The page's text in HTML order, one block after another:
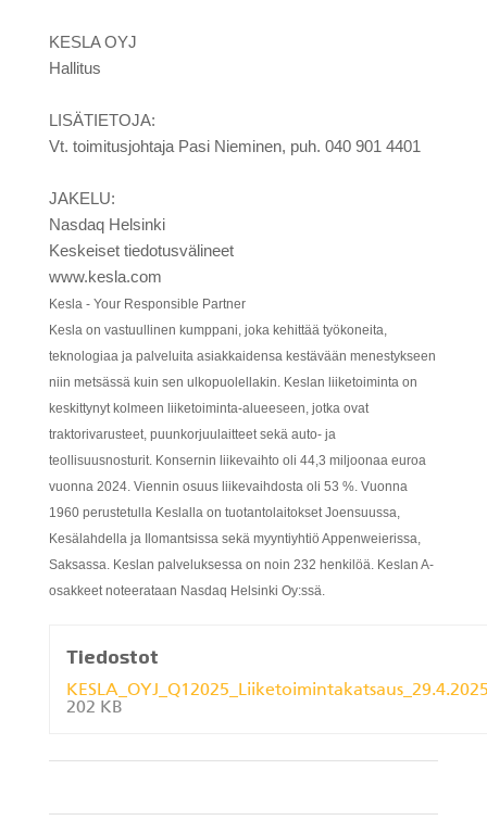
KESLA OYJ
Hallitus
LISÄTIETOJA:
Vt. toimitusjohtaja Pasi Nieminen, puh. 040 901 4401
JAKELU:
Nasdaq Helsinki
Keskeiset tiedotusvälineet
www.kesla.com
Kesla - Your Responsible Partner
Kesla on vastuullinen kumppani, joka kehittää työkoneita,
teknologiaa ja palveluita asiakkaidensa kestävään menestykseen
niin metsässä kuin sen ulkopuolellakin. Keslan liiketoiminta on
keskittynyt kolmeen liiketoiminta-alueeseen, jotka ovat
traktorivarusteet, puunkorjuulaitteet sekä auto- ja
teollisuusnosturit. Konsernin liikevaihto oli 44,3 miljoonaa euroa
vuonna 2024. Viennin osuus liikevaihdosta oli 53 %. Vuonna
1960 perustetulla Keslalla on tuotantolaitokset Joensuussa,
Kesälahdella ja Ilomantsissa sekä myyntiyhtiö Appenweierissa,
Saksassa. Keslan palveluksessa on noin 232 henkilöä. Keslan A-
osakkeet noteerataan Nasdaq Helsinki Oy:ssä.
Tiedostot
202 KB